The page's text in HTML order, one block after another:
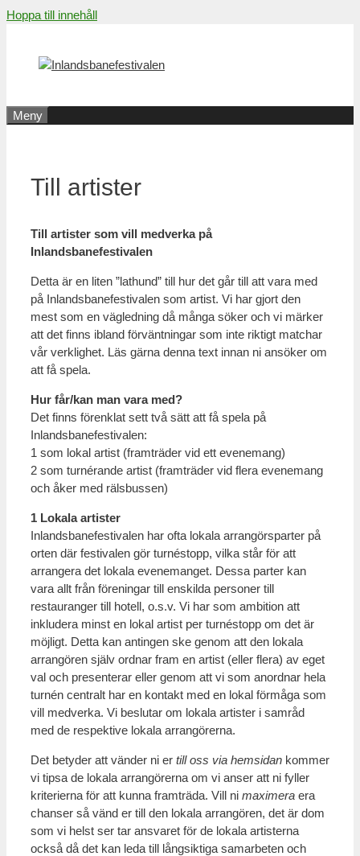
Hoppa till innehåll
Meny
Till artister
Till artister som vill medverka på
Inlandsbanefestivalen
Detta är en liten ”lathund” till hur det går till att vara med
på Inlandsbanefestivalen som artist. Vi har gjort den
mest som en vägledning då många söker och vi märker
att det finns ibland förväntningar som inte riktigt matchar
vår verklighet. Läs gärna denna text innan ni ansöker om
att få spela.
Hur får/kan man vara med?
Det finns förenklat sett två sätt att få spela på
Inlandsbanefestivalen:
1 som lokal artist (framträder vid ett evenemang)
2 som turnérande artist (framträder vid flera evenemang
och åker med rälsbussen)
1 Lokala artister
Inlandsbanefestivalen har ofta lokala arrangörsparter på
orten där festivalen gör turnéstopp, vilka står för att
arrangera det lokala evenemanget. Dessa parter kan
vara allt från föreningar till enskilda personer till
restauranger till hotell, o.s.v. Vi har som ambition att
inkludera minst en lokal artist per turnéstopp om det är
möjligt. Detta kan antingen ske genom att den lokala
arrangören själv ordnar fram en artist (eller flera) av eget
val och presenterar eller genom att vi som anordnar hela
turnén centralt har en kontakt med en lokal förmåga som
vill medverka. Vi beslutar om lokala artister i samråd
med de respektive lokala arrangörerna.
Det betyder att vänder ni er till oss via hemsidan kommer
vi tipsa de lokala arrangörerna om vi anser att ni fyller
kriterierna för att kunna framträda. Vill ni maximera era
chanser så vänd er till den lokala arrangören, det är dom
som vi helst ser tar ansvaret för de lokala artisterna
också då det kan leda till långsiktiga samarbeten och